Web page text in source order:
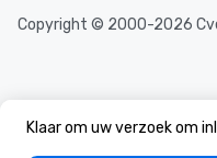
Klaar om uw verzoek om
Copyright © 2000-2026